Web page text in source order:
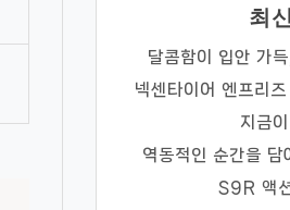
최
달콤함이 입안 가
넥센타이어 엔프리
지금
역동적인 순간을 담
S9R 액